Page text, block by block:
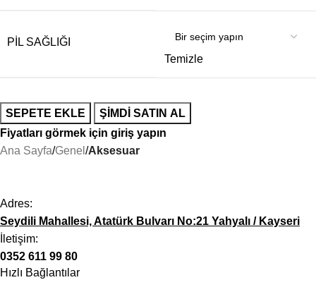
PIL SAĞLIĞI
Temizle
SEPETE EKLE
ŞIMDI SATIN AL
Fiyatları görmek için giriş yapın
Ana Sayfa Genel Aksesuar
Adres:
Seydili Mahallesi, Atatürk Bulvarı No:21 Yahyalı / Kayseri
İletişim:
0352 611 99 80
Hızlı Bağlantılar